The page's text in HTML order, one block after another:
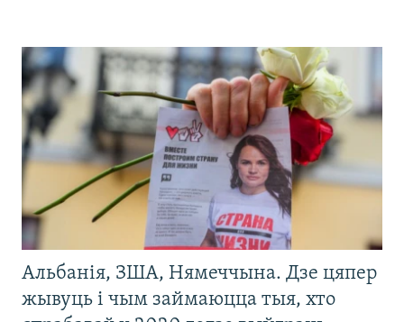
Альбанія, ЗША, Нямеччына. Дзе цяпер
жывуць і чым займаюцца тыя, хто